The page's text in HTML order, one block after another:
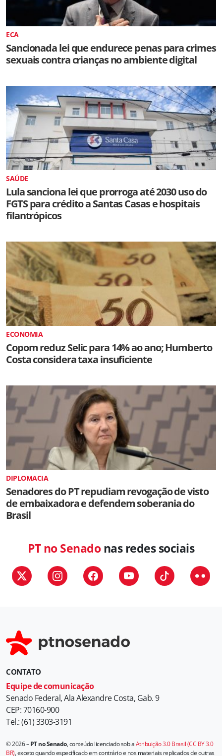
ECA
Sancionada lei que endurece penas para crimes
sexuais contra crianças no ambiente digital
SAÚDE
Lula sanciona lei que prorroga até 2030 uso do
FGTS para crédito a Santas Casas e hospitais
filantrópicos
ECONOMIA
Copom reduz Selic para 14% ao ano; Humberto
Costa considera taxa insuficiente
DIPLOMACIA
Senadores do PT repudiam revogação de visto
de embaixadora e defendem soberania do
Brasil
PT no Senadonas redes sociais
CONTATO
Equipe de comunicação
Senado Federal, Ala Alexandre Costa, Gab. 9
CEP: 70160-900
Tel.: (61) 3303-3191
© 2026 –PT no Senado, conteúdo licenciado sob aAtribuição 3.0 Brasil (CC BY 3.0
BR), exceto quando especificado em contrário e nos materiais replicados de outras